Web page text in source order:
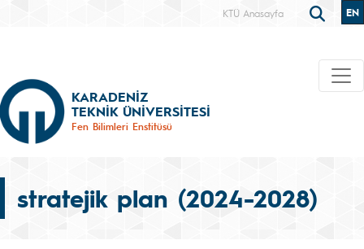
KTÜ Anasayfa EN
KARADENİZ
TEKNİK ÜNİVERSİTESİ
Fen Bilimleri Enstitüsü
stratejik plan (2024-2028)